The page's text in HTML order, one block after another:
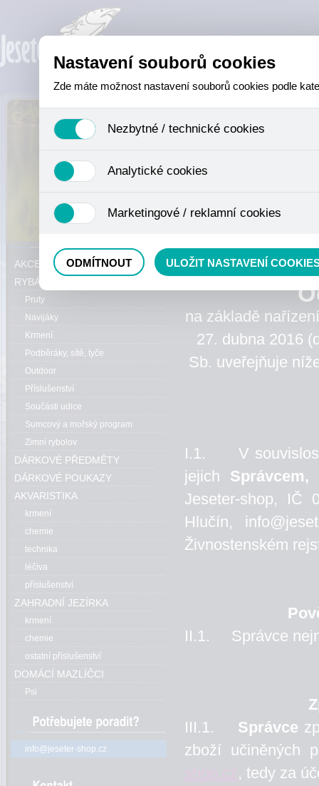
na základě
27. dubna 2016
Sb. uveřejňuje
I.1. V souvislosti
jejich Správcem,
Jeseter-shop, IČ
Hlučín,
Živnostenském
II.1. Správce
III.1. Správce
zboží učiněných
, tedy za
AKCE, SLEVY, VÝPRODEJ
RYBÁŘSKÝ SORTIMENT
Pruty
Navijáky
Krmení
Podběráky, sítě, tyče
Outdoor
Příslušenství
Součásti udice
Sumcový a mořský program
Zimní rybolov
DÁRKOVÉ PŘEDMĚTY
DÁRKOVÉ POUKAZY
AKVARISTIKA
krmení
chemie
technika
léčiva
příslušenství
ZAHRADNÍ JEZÍRKA
krmení
chemie
ostatní příslušenství
DOMÁCÍ MAZLÍČCI
Psi
info@jeseter-shop.cz
Nastavení souborů cookies
Zde máte možnost nastavení souborů cookies podle
Nezbytné / technické cookies
se mimo jiné k ukládání produktů v nákupním košíku,
není zapotřebí Váš souhlas a není možné jej ani odebrat.
Analytické cookies
nejedná o osobní údaje, protože anonymizované cookies
odkazy, prohlížené zboží apod.
Marketingové / reklamní cookies
ODMÍTNOUT ULOŽIT NASTAVENÍ